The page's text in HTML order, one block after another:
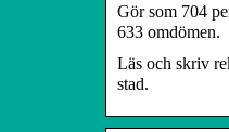
Gör som 704
633 omdömen.
Läs och skriv
stad.